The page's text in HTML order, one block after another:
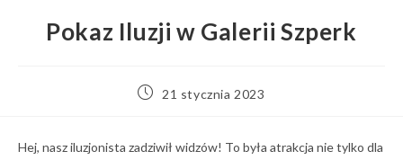
Pokaz Iluzji w Galerii Szperk
Post21 stycznia 2023
Hej, nasz iluzjonista zadziwił widzów! To była atrakcja nie tylko dla